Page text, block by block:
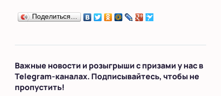
Поделиться…
Важные новости и розыгрыши с призами у нас в
Telegram-каналах. Подписывайтесь, чтобы не
пропустить!